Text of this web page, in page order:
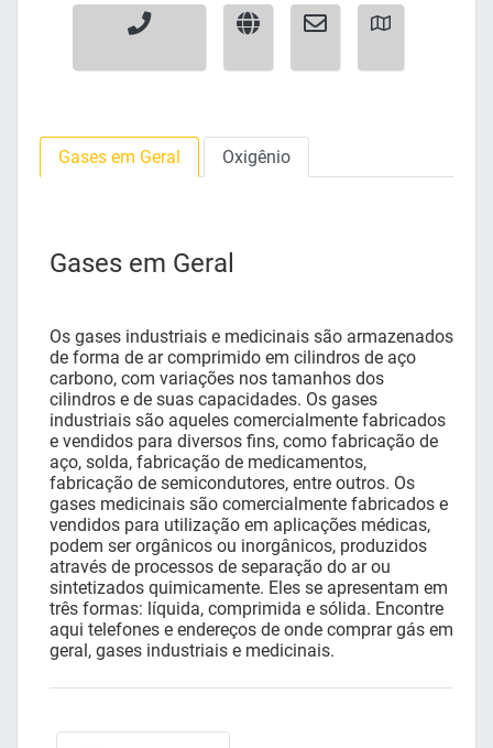
Gases em Geral Oxigênio
Gases em Geral
Os gases industriais e medicinais são armazenados
de forma de ar comprimido em cilindros de aço
carbono, com variações nos tamanhos dos
cilindros e de suas capacidades. Os gases
industriais são aqueles comercialmente fabricados
e vendidos para diversos fins, como fabricação de
aço, solda, fabricação de medicamentos,
fabricação de semicondutores, entre outros. Os
gases medicinais são comercialmente fabricados e
vendidos para utilização em aplicações médicas,
podem ser orgânicos ou inorgânicos, produzidos
através de processos de separação do ar ou
sintetizados quimicamente. Eles se apresentam em
três formas: líquida, comprimida e sólida. Encontre
aqui telefones e endereços de onde comprar gás em
geral, gases industriais e medicinais.